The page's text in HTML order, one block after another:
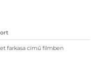
farkasa című filmben